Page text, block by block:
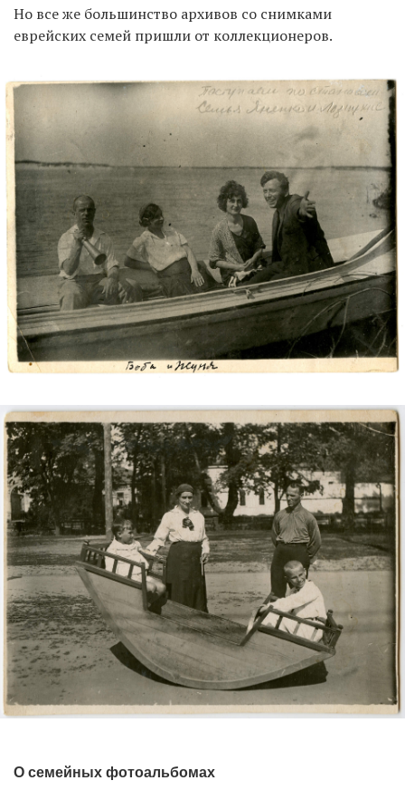
Но все же большинство архивов со снимками
еврейских семей пришли от коллекционеров.
О семейных фотоальбомах